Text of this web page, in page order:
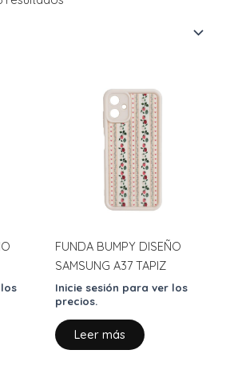
FUNDA BUMPY DISEÑO
SAMSUNG A37 TAPIZ
Inicie sesión para ver los
precios.
Leer más